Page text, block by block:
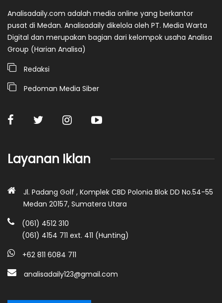
Analisadaily.com adalah media online yang berkantor
pusat di Medan. Analisadaily dikelola oleh PT. Media Warta
Digital dan merupakan bagian dari kelompok usaha Analisa
Group (Harian Analisa)
Redaksi
Pedoman Media Siber
Layanan Iklan
Jl. Padang Golf , Komplek CBD Polonia Blok DD No.54-55
Medan 20157, Sumatera Utara
(061) 4512 310
(061) 4154 711 ext. 411 (Hunting)
+62 811 6084 711
analisadaily123@gmail.com